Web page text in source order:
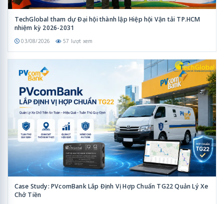
TechGlobal tham dự Đại hội thành lập Hiệp hội Vận tải TP.HCM
nhiệm kỳ 2026-2031
03/08/2026 57 lượt xem
Case Study: PVcomBank Lắp Định Vị Hợp Chuẩn TG22 Quản Lý Xe
Chở Tiền